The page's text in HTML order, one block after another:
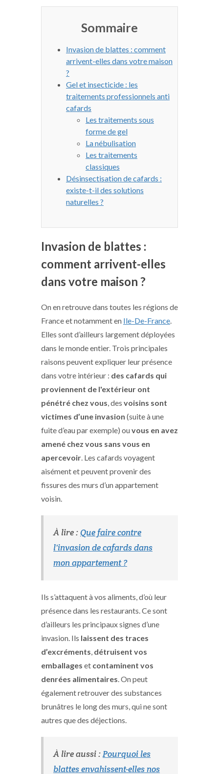
Sommaire
Invasion de blattes : comment
arrivent-elles dans votre maison
?
Gel et insecticide : les
traitements professionnels anti
cafards
Les traitements sous
forme de gel
La nébulisation
Les traitements
classiques
Désinsectisation de cafards :
existe-t-il des solutions
naturelles ?
Invasion de blattes :
comment arrivent-elles
dans votre maison ?
On en retrouve dans toutes les régions de
France et notamment en Ile-De-France.
Elles sont d’ailleurs largement déployées
dans le monde entier. Trois principales
raisons peuvent expliquer leur présence
dans votre intérieur : des cafards qui
proviennent de l'extérieur ont
pénétré chez vous, des voisins sont
victimes d’une invasion (suite à une
fuite d’eau par exemple) ouvous en avez
amené chez vous sans vous en
apercevoir. Les cafards voyagent
aisément et peuvent provenir des
fissures des murs d’un appartement
voisin.
À lire :Que faire contre
l'invasion de cafards dans
mon appartement ?
Ils s’attaquent à vos aliments, d’où leur
présence dans les restaurants. Ce sont
d’ailleurs les principaux signes d’une
invasion. Ils laissent des traces
d’excréments, détruisent vos
emballages et contaminent vos
denrées alimentaires. On peut
également retrouver des substances
brunâtres le long des murs, qui ne sont
autres que des déjections.
À lire aussi :Pourquoi les
blattes envahissent-elles nos